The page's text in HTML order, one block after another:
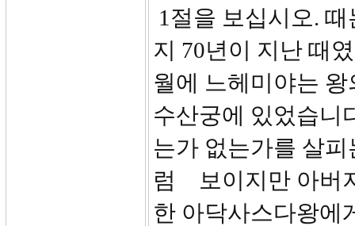
1절을 보십시오.
지 70년이 지난 때
월에 느헤미야는
수산궁에 있었습니
는가 없는가를 살
럼 보이지만 아버
한 아닥사스다왕